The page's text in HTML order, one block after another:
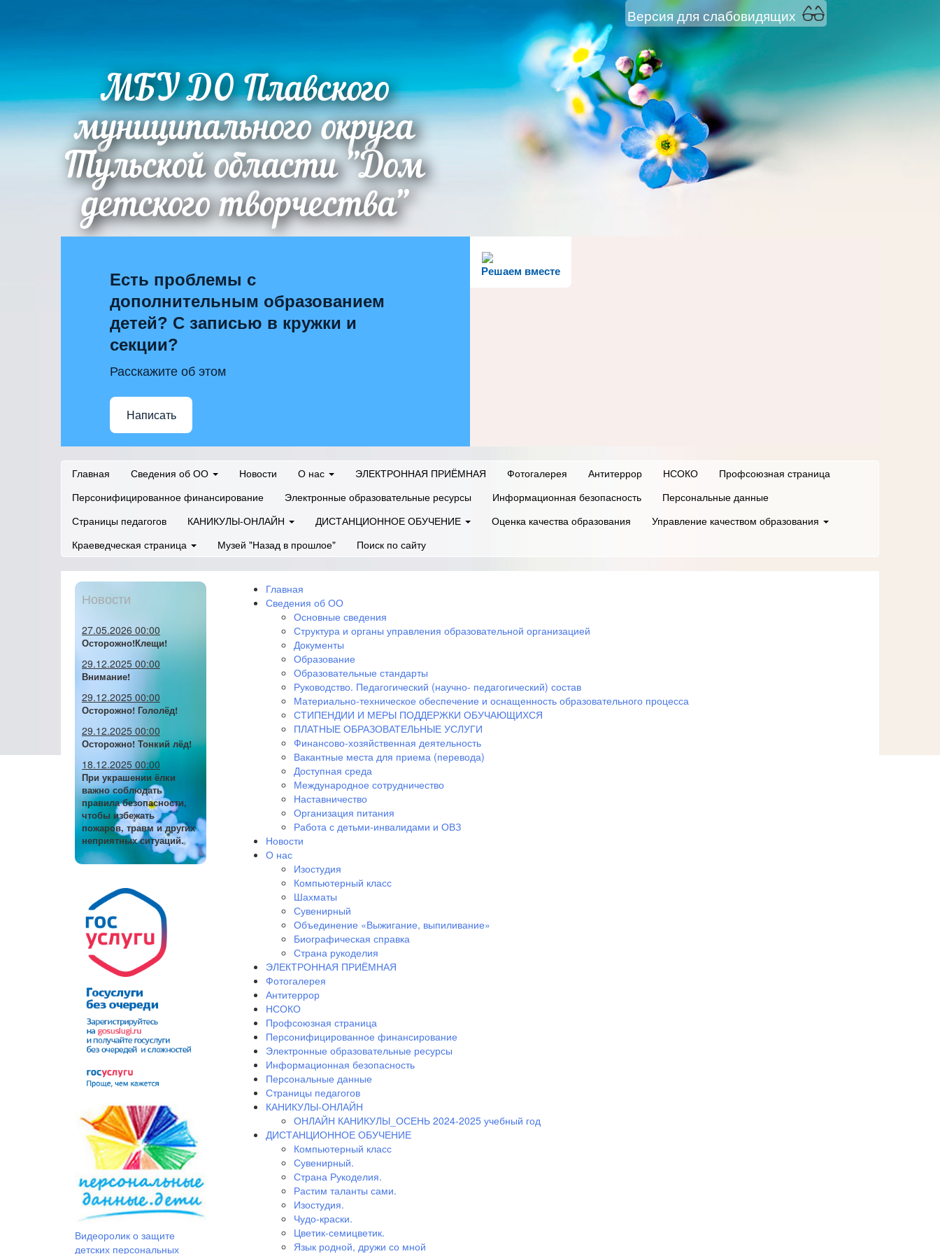
Версия для слабовидящих
МБУ ДО Плавского
муниципального округа
Тульской области "Дом
детского творчества"
Решаем вместе
Есть проблемы с
дополнительным образованием
детей? С записью в кружки и
секции?
Расскажите об этом
Написать
Главная Сведения об ОО Новости О нас ЭЛЕКТРОННАЯ ПРИЁМНАЯ Фотогалерея Антитеррор НСОКО
Профсоюзная страница
Персонифицированное финансирование
Электронные образовательные ресурсы Информационная безопасность
Персональные данные
Страницы педагогов
КАНИКУЛЫ-ОНЛАЙН ДИСТАНЦИОННОЕ ОБУЧЕНИЕ Оценка качества образования
Управление качеством образования
Краеведческая страница
Музей "Назад в прошлое" Поиск по сайту
Новости
27.05.2026 00:00
Осторожно!Клещи!
29.12.2025 00:00
Внимание!
29.12.2025 00:00
Осторожно! Гололёд!
29.12.2025 00:00
Осторожно! Тонкий лёд!
18.12.2025 00:00
При украшении ёлки
важно соблюдать
правила безопасности,
чтобы избежать
пожаров, травм и других
неприятных ситуаций.
Видеоролик о защите
детских персональных
Главная
Сведения об ОО
Основные сведения
Структура и органы управления образовательной организацией
Документы
Образование
Образовательные стандарты
Руководство. Педагогический (научно- педагогический) состав
Материально-техническое обеспечение и оснащенность образовательного процесса
СТИПЕНДИИ И МЕРЫ ПОДДЕРЖКИ ОБУЧАЮЩИХСЯ
ПЛАТНЫЕ ОБРАЗОВАТЕЛЬНЫЕ УСЛУГИ
Финансово-хозяйственная деятельность
Вакантные места для приема (перевода)
Доступная среда
Международное сотрудничество
Наставничество
Организация питания
Работа с детьми-инвалидами и ОВЗ
Новости
О нас
Изостудия
Компьютерный класс
Шахматы
Сувенирный
Объединение «Выжигание, выпиливание»
Биографическая справка
Страна рукоделия
ЭЛЕКТРОННАЯ ПРИЁМНАЯ
Фотогалерея
Антитеррор
НСОКО
Профсоюзная страница
Персонифицированное финансирование
Электронные образовательные ресурсы
Информационная безопасность
Персональные данные
Страницы педагогов
КАНИКУЛЫ-ОНЛАЙН
ОНЛАЙН КАНИКУЛЫ_ОСЕНЬ 2024-2025 учебный год
ДИСТАНЦИОННОЕ ОБУЧЕНИЕ
Компьютерный класс
Сувенирный.
Страна Рукоделия.
Растим таланты сами.
Изостудия.
Чудо-краски.
Цветик-семицветик.
Язык родной, дружи со мной